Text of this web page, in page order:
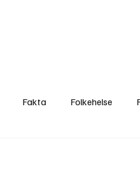
Fakta Folkehelse